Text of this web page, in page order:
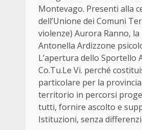
Montevago. Presenti alla
dell’Unione dei Comuni
violenze) Aurora Ranno,
Antonella Ardizzone
L’apertura dello
Co.Tu.Le Vi. perché
particolare per la
territorio in percorsi
tutti, fornire ascolto e
Istituzioni, senza